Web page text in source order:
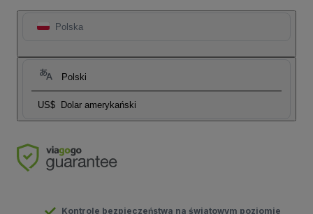
Polska
Polski
US$ Dolar amerykański
Kontrole bezpieczeństwa na światowym poziomie